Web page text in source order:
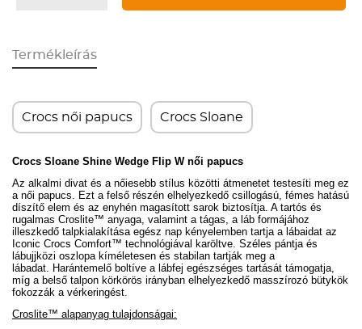
Termékleírás
Crocs női papucs Crocs Sloane
Crocs Sloane Shine Wedge Flip W női papucs
Az alkalmi divat és a nőiesebb stílus közötti átmenetet testesíti meg ez
a női papucs. Ezt a felső részén elhelyezkedő csillogású, fémes hatású
díszítő elem és az enyhén magasított sarok biztosítja. A tartós és
rugalmas Croslite™ anyaga, valamint a tágas, a láb formájához
illeszkedő talpkialakítása egész nap kényelemben tartja a lábaidat az
Iconic Crocs Comfort™ technológiával karöltve. Széles pántja és
lábujjközi oszlopa kíméletesen és stabilan tartják meg a
lábadat. Harántemelő boltíve a lábfej egészséges tartását támogatja,
míg a belső talpon körkörös irányban elhelyezkedő masszírozó bütykök
fokozzák a vérkeringést.
Croslite™ alapanyag tulajdonságai: